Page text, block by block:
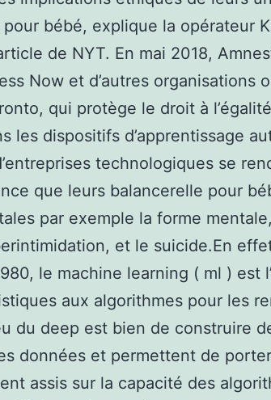
bébé, explique la opérateur
de NYT. En mai 2018,
Now et d’autres organisations
qui protège le droit à
les dispositifs d’apprentissage
technologiques se
que leurs balancerelle pour
par exemple la forme mentale,
et le suicide.En
le machine learning ( ml ) est
aux algorithmes pour les
du deep est bien de construire
données et permettent de
assis sur la capacité des